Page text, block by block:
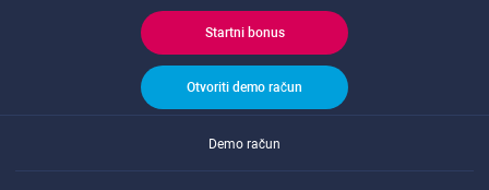
Startni bonus
Otvoriti demo račun
Demo račun